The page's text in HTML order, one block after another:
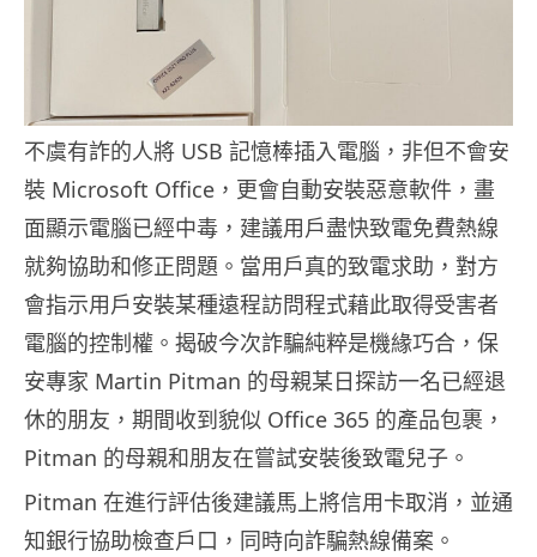
不虞有詐的人將 USB 記憶棒插入電腦，非但不會安
裝 Microsoft Office，更會自動安裝惡意軟件，畫
面顯示電腦已經中毒，建議用戶盡快致電免費熱線
就夠協助和修正問題。當用戶真的致電求助，對方
會指示用戶安裝某種遠程訪問程式藉此取得受害者
電腦的控制權。揭破今次詐騙純粹是機緣巧合，保
安專家 Martin Pitman 的母親某日探訪一名已經退
休的朋友，期間收到貌似 Office 365 的產品包裹，
Pitman 的母親和朋友在嘗試安裝後致電兒子。
Pitman 在進行評估後建議馬上將信用卡取消，並通
知銀行協助檢查戶口，同時向詐騙熱線備案。